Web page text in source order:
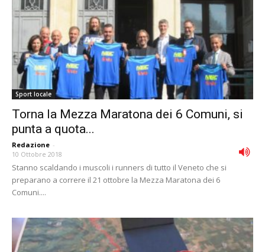
Sport locale
Torna la Mezza Maratona dei 6 Comuni, si
punta a quota...
Redazione -
10 Ottobre 2018
Stanno scaldando i muscoli i runners di tutto il Veneto che si
preparano a correre il 21 ottobre la Mezza Maratona dei 6
Comuni....